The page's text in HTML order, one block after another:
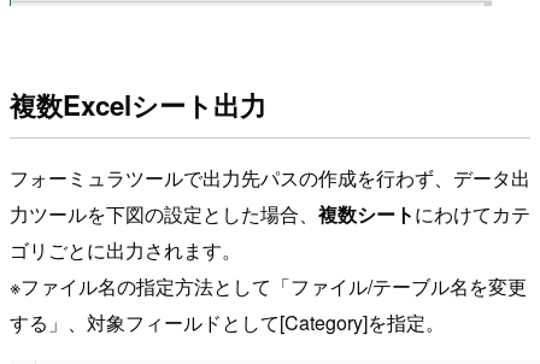
複数Excelシート出力
フォーミュラツールで出力先パスの作成を行わず、データ出
力ツールを下図の設定とした場合、 複数シートにわけてカテ
ゴリごとに出力されます。
※ファイル名の指定方法として「ファイル/テーブル名を変更
する」、対象フィールドとして[Category]を指定。